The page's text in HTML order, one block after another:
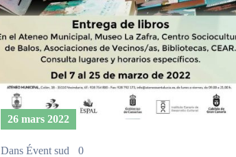
26 mars 2022
Dans Évent sud 0